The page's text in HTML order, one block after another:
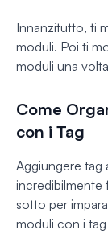
Innanzitutto, ti
moduli. Poi ti
moduli una
Come
con i Tag
Aggiungere tag
incredibilmente
sotto per
moduli con i